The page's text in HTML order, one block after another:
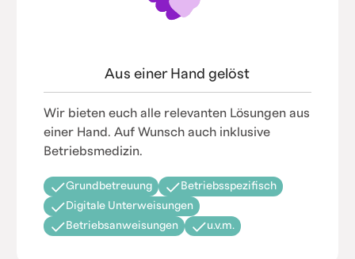
Aus einer Hand gelöst
Wir bieten euch alle relevanten Lösungen aus
einer Hand. Auf Wunsch auch inklusive
Betriebsmedizin.
Grundbetreuung
Betriebsspezifisch
Digitale Unterweisungen
Betriebsanweisungen
u.v.m.